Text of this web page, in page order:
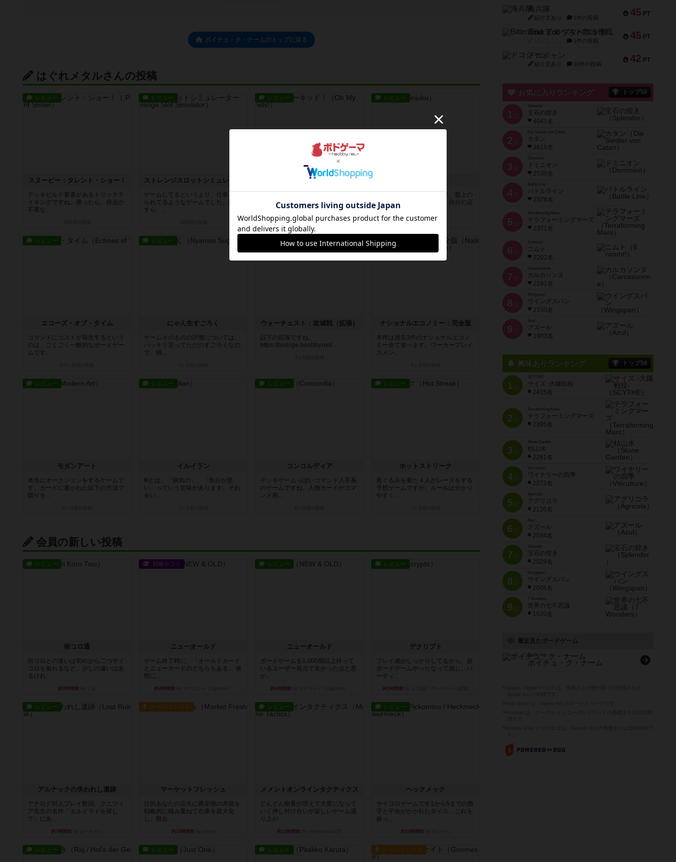
ポイチュ・ク・ナームのトップに戻る
はぐれメタルさんの投稿
レビュー
スヌーピー：タレント・ショー！
デッキビルド要素があるトリックテ
イキングですね。勝ったら、得点か
不要な...
レビュー
ゲームしてるというより、仕事させ
られてるようなゲームでした。ひた
すら、...
レビュー
オー・マイ・オーキッド！
者にもやりやすくしたゲームです
ね。宝石...
19日前の投稿
レビュー
線路を作って、お店を作り、盤上の
消費者コマを鉄道に乗せ、自分の店
に誘い...
約1ヶ月前 の投稿
レビュー
エコーズ・オブ・タイム
コマンドにコストが発生するという
のは、ごくごく一般的なボードゲー
ムです...
レビュー
にゃん生すごろく
ゲームそのものの評価については、
ハッキリ言ってただのすごろくなの
で、猫...
レビュー
ウォーチェスト：攻城戦（拡張）
以下の拡張ですね。
https://bodoge.hoobby.net/...
レビュー
ナショナルエコノミー：完全版
本作は過去3作のナショナルエコノ
ミー全て遊べます。ワーカープレイ
スメン...
レビュー
モダンアート
本当にオークションをするゲームで
す。カードに書かれた以下の方法で
競りを...
レビュー
イルイラン
Illとは、「病気の」、「気分が悪
い」っていう意味があります。それ
をい...
レビュー
コンコルディア
デッキゲームっぽいコマンド入手系
のゲームですね。人物カードがコマ
ンド用...
レビュー
ホットストリーク
着ぐるみを着た４人がレースをする
予想ゲームですが、ルールは分かり
やすく...
会員の新しい投稿
レビュー
街コロ通
街コロとの違いは初めから二つサイ
コロを振れるなど、少しの違いはあ
るけれ...
約3時間前
戦略やコツ
ニューオールド
ゲーム終了時に、「オールドカード
とニューカードのどちらもある」 状
態に...
約4時間前
レビュー
ニューオールド
ボードゲームを1,000個以上持って
いるユーザー視点で良かった点と悪
か...
約4時間前
レビュー
デクリプト
プレイ感がしっかりしてるから、超
ボードゲームやったなって感じ。パ
ーティ...
約5時間前
レビュー
アルナックの失われし遺跡
アナログ対人プレイ数回。クニツィ
ア先生の名作「エルドラドを探し
て」にあ...
約7時間前
ルール/インスト
マーケットフレッシュ
目的あなたの店先に農産物の木箱を
戦略的に積み重ねて在庫を最大化
し、競合...
約12時間前
レビュー
メメントオンラインタクティクス
どんどん物量が増えて大変になって
いく押し付け合いが楽しいゲーム盛
り上が...
約12時間前
レビュー
ヘックメック
サイコロゲームです1から5までの数
字と芋虫がかかれたダイス。これを
振っ...
約14時間前
レビュー レビュー レビュー ルール/インスト
45 PT
海兵隊
紹介文あり 1件の投稿
45 PT
Bitter End ブタペスト救出作戦
1件の投稿
42 PT
ドコジャン
紹介文あり 10件の投稿
お気に入りランキング トップ50
1 位
宝石の煌き
4041名
2 位
Die Siedler von Catan
カタン
3616名
3 位
ドミニオン
2530名
4位
Battle Line
バトルライン
2378名
5 位
Terraforming Mars
テラフォーミングマーズ
2371名
6 位
ニムト
2202名
7 位
Carcassonne
カルカソンヌ
2191名
8 位
Wingspan
ウイングスパン
2150名
9 位
Azul
アズール
1903名
興味ありランキング トップ50
1位
SCYTHE
サイズ -大鎌戦役-
2415名
2位
Terraforming Mars
テラフォーミングマーズ
2395名
3位
Stone Garden
枯山水
2281名
4位
Viticulture
ワイナリーの四季
2272名
5位
Agricola
アグリコラ
2120名
6位
Azul
アズール
2034名
7位
宝石の煌き
2029名
8位
Wingspan
ウイングスパン
2006名
9位
7 Wonders
世界の七不思議
1920名
最近見たボードゲーム
Pojd'k nam
ポイチュ・ク・ナーム